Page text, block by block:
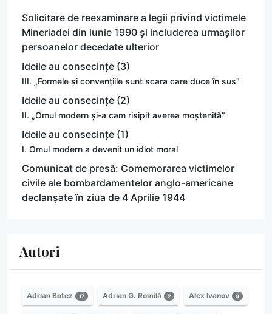
Solicitare de reexaminare a legii privind victimele
Mineriadei din iunie 1990 și includerea urmașilor
persoanelor decedate ulterior
Ideile au consecințe (3)
III. „Formele și convențiile sunt scara care duce în sus”
Ideile au consecințe (2)
II. „Omul modern și-a cam risipit averea moștenită”
Ideile au consecințe (1)
I. Omul modern a devenit un idiot moral
Comunicat de presă: Comemorarea victimelor
civile ale bombardamentelor anglo-americane
declanșate în ziua de 4 Aprilie 1944
Autori
Adrian Botez 17 Adrian G. Romilă 2 Alex Ivanov 9